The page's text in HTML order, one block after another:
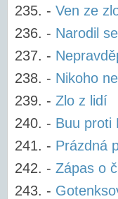
- Ven ze
- Narodil
-
- Nikoho
- Zlo z lidí
- Buu proti
- Prázdná
- Zápas o
-